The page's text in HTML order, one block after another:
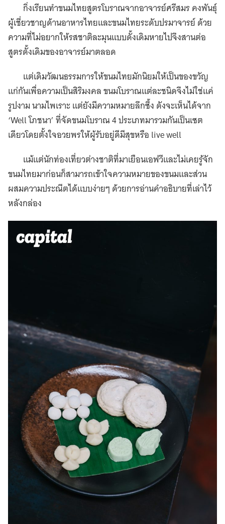
กิ่งเรียนทำขนมไทยสูตรโบราณจากอาจารย์ศรีสมร คงพันธุ์
ผู้เชี่ยวชาญด้านอาหารไทยและขนมไทยระดับปรมาจารย์ ด้วย
ความที่ไม่อยากให้รสชาติละมุนแบบดั้งเดิมหายไปจึงสานต่อ
สูตรดั้งเดิมของอาจารย์มาตลอด
แต่เดิมวัฒนธรรมการให้ขนมไทยมักนิยมให้เป็นของขวัญ
แก่กันเพื่อความเป็นสิริมงคล ขนมโบราณแต่ละชนิดจึงไม่ใช่แค่
รูปงาม นามไพเราะ แต่ยังมีความหมายลึกซึ้ง ดังจะเห็นได้จาก
‘Well โภชนา’ ที่จัดขนมโบราณ 4 ประเภทมารวมกันเป็นเซต
เดียวโดยตั้งใจอวยพรให้ผู้รับอยู่ดีมีสุขหรือ live well
แม้แต่นักท่องเที่ยวต่างชาติที่มาเยือนเอฟวีและไม่เคยรู้จัก
ขนมไทยมาก่อนก็สามารถเข้าใจความหมายของขนมและส่วน
ผสมความประณีตได้แบบง่ายๆ ด้วยการอ่านคำอธิบายที่เล่าไว้
หลังกล่อง